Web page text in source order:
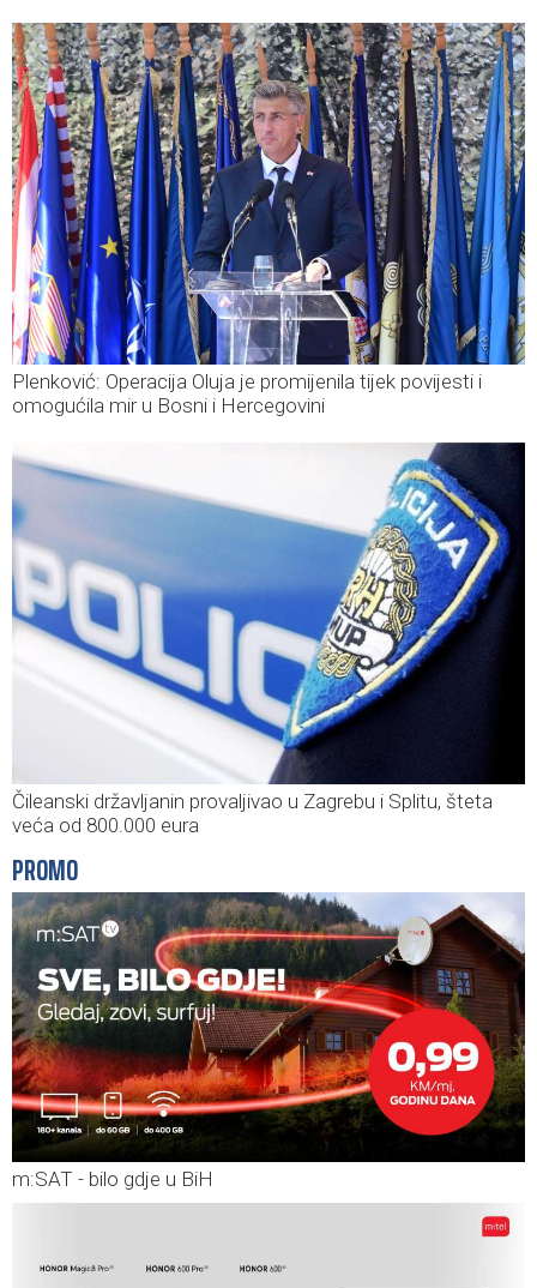
Plenković: Operacija Oluja je promijenila tijek povijesti i
omogućila mir u Bosni i Hercegovini
Čileanski državljanin provaljivao u Zagrebu i Splitu, šteta
veća od 800.000 eura
PROMO
m:SAT - bilo gdje u BiH